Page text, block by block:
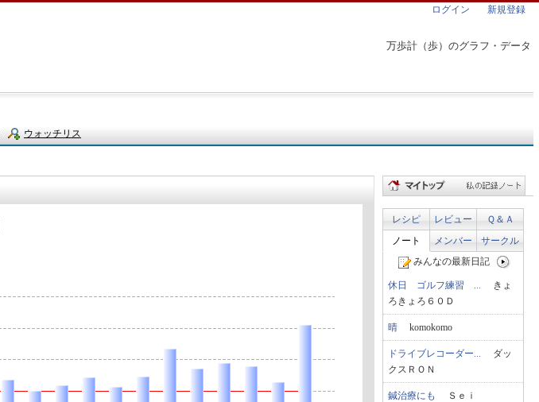
万歩計（歩）のグラフ・データ
ログイン 新規登録
ウォッチリス
レシピ レビュー
Ｑ＆Ａ
ノート
メンバー
サークル
みんなの最新日記
休日 ゴルフ練習 ... きょ
ろきょろ６０Ｄ
晴 komokomo
ドライブレコーダー... ダッ
クスＲＯＮ
鍼治療にも Ｓｅｉ